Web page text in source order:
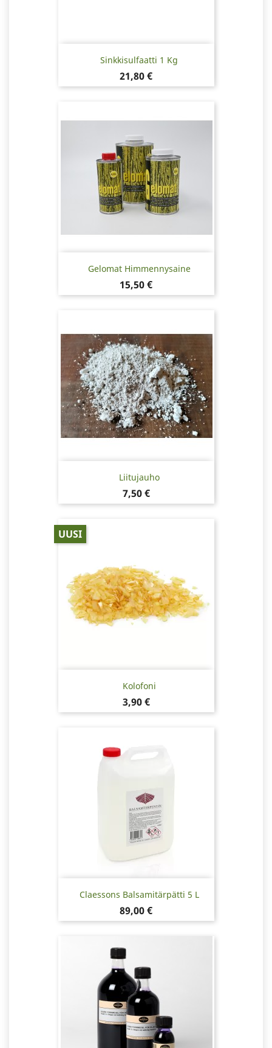
Sinkkisulfaatti 1 Kg
Hinta
21,80 €
Gelomat Himmennysaine
Hinta
15,50 €
Liitujauho
Hinta
7,50 €
Kolofoni
Hinta
3,90 €
UUSI
Claessons Balsamitärpätti 5 L
Hinta
89,00 €